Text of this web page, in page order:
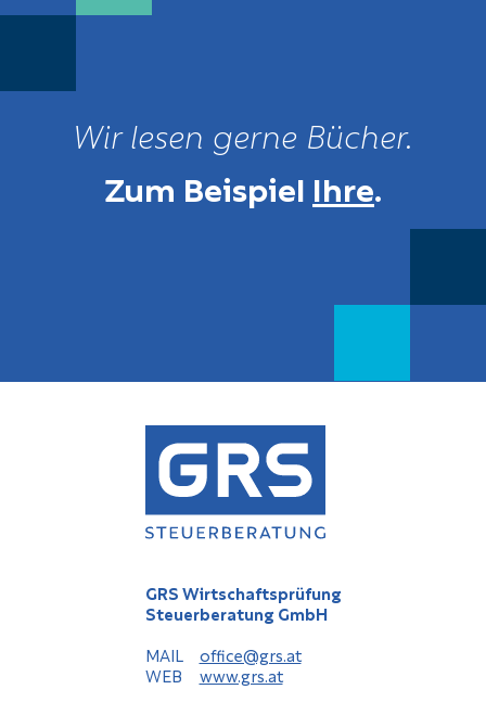
Wir lesen gerne Bücher.
Zum Beispiel Ihre.
GRS Wirtschaftsprüfung
Steuerberatung GmbH
MAIL
office@grs.at
WEB www.grs.at